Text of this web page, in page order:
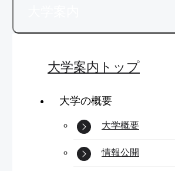
字）
企業・一般の方
大学案内トップ
大学の概要
大学概要
情報公開
04日 電気設備点検に伴う学